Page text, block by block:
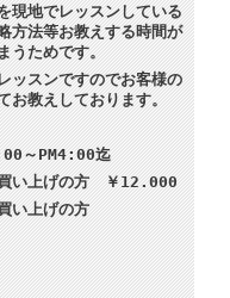
現地でレッスンしている
方法等お教えする時間が
うためです。
ッスンですのでお客様の
お教えしております。
～PM4:00迄
い上げの方 ￥12.000
上げの方